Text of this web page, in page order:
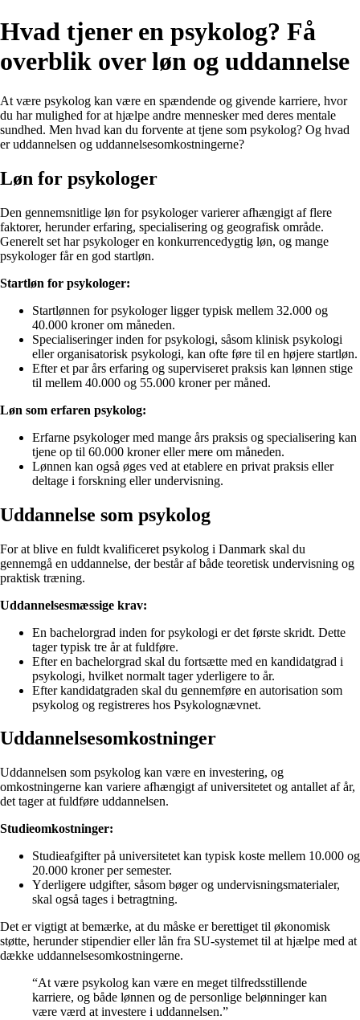
Hvad tjener en psykolog? Få
overblik over løn og uddannelse
At være psykolog kan være en spændende og givende karriere, hvor
du har mulighed for at hjælpe andre mennesker med deres mentale
sundhed. Men hvad kan du forvente at tjene som psykolog? Og hvad
er uddannelsen og uddannelsesomkostningerne?
Løn for psykologer
Den gennemsnitlige løn for psykologer varierer afhængigt af flere
faktorer, herunder erfaring, specialisering og geografisk område.
Generelt set har psykologer en konkurrencedygtig løn, og mange
psykologer får en god startløn.
Startløn for psykologer:
Startlønnen for psykologer ligger typisk mellem 32.000 og
40.000 kroner om måneden.
Specialiseringer inden for psykologi, såsom klinisk psykologi
eller organisatorisk psykologi, kan ofte føre til en højere startløn.
Efter et par års erfaring og superviseret praksis kan lønnen stige
til mellem 40.000 og 55.000 kroner per måned.
Løn som erfaren psykolog:
Erfarne psykologer med mange års praksis og specialisering kan
tjene op til 60.000 kroner eller mere om måneden.
Lønnen kan også øges ved at etablere en privat praksis eller
deltage i forskning eller undervisning.
Uddannelse som psykolog
For at blive en fuldt kvalificeret psykolog i Danmark skal du
gennemgå en uddannelse, der består af både teoretisk undervisning og
praktisk træning.
Uddannelsesmæssige krav:
En bachelorgrad inden for psykologi er det første skridt. Dette
tager typisk tre år at fuldføre.
Efter en bachelorgrad skal du fortsætte med en kandidatgrad i
psykologi, hvilket normalt tager yderligere to år.
Efter kandidatgraden skal du gennemføre en autorisation som
psykolog og registreres hos Psykolognævnet.
Uddannelsesomkostninger
Uddannelsen som psykolog kan være en investering, og
omkostningerne kan variere afhængigt af universitetet og antallet af år,
det tager at fuldføre uddannelsen.
Studieomkostninger:
Studieafgifter på universitetet kan typisk koste mellem 10.000 og
20.000 kroner per semester.
Yderligere udgifter, såsom bøger og undervisningsmaterialer,
skal også tages i betragtning.
Det er vigtigt at bemærke, at du måske er berettiget til økonomisk
støtte, herunder stipendier eller lån fra SU-systemet til at hjælpe med at
dække uddannelsesomkostningerne.
“At være psykolog kan være en meget tilfredsstillende
karriere, og både lønnen og de personlige belønninger kan
være værd at investere i uddannelsen.”